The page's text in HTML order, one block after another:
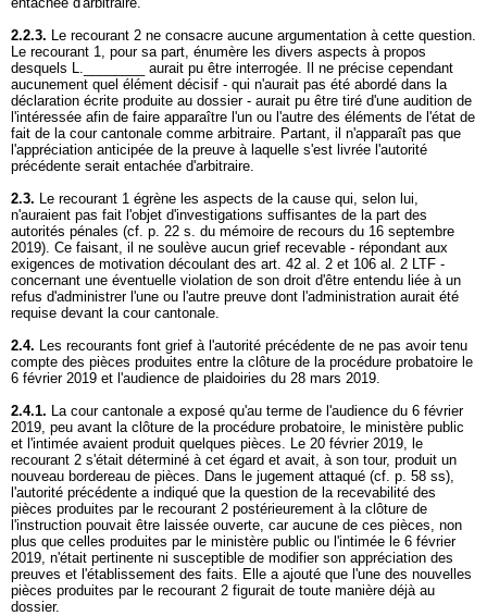
2.2.3. Le recourant 2 ne consacre aucune argumentation à cette question.
Le recourant 1, pour sa part, énumère les divers aspects à propos
desquels L.________ aurait pu être interrogée. Il ne précise cependant
aucunement quel élément décisif - qui n'aurait pas été abordé dans la
déclaration écrite produite au dossier - aurait pu être tiré d'une audition de
l'intéressée afin de faire apparaître l'un ou l'autre des éléments de l'état de
fait de la cour cantonale comme arbitraire. Partant, il n'apparaît pas que
l'appréciation anticipée de la preuve à laquelle s'est livrée l'autorité
précédente serait entachée d'arbitraire.
2.3. Le recourant 1 égrène les aspects de la cause qui, selon lui,
n'auraient pas fait l'objet d'investigations suffisantes de la part des
autorités pénales (cf. p. 22 s. du mémoire de recours du 16 septembre
2019). Ce faisant, il ne soulève aucun grief recevable - répondant aux
exigences de motivation découlant des art. 42 al. 2 et 106 al. 2 LTF -
concernant une éventuelle violation de son droit d'être entendu liée à un
refus d'administrer l'une ou l'autre preuve dont l'administration aurait été
requise devant la cour cantonale.
2.4. Les recourants font grief à l'autorité précédente de ne pas avoir tenu
compte des pièces produites entre la clôture de la procédure probatoire le
6 février 2019 et l'audience de plaidoiries du 28 mars 2019.
2.4.1. La cour cantonale a exposé qu'au terme de l'audience du 6 février
2019, peu avant la clôture de la procédure probatoire, le ministère public
et l'intimée avaient produit quelques pièces. Le 20 février 2019, le
recourant 2 s'était déterminé à cet égard et avait, à son tour, produit un
nouveau bordereau de pièces. Dans le jugement attaqué (cf. p. 58 ss),
l'autorité précédente a indiqué que la question de la recevabilité des
pièces produites par le recourant 2 postérieurement à la clôture de
l'instruction pouvait être laissée ouverte, car aucune de ces pièces, non
plus que celles produites par le ministère public ou l'intimée le 6 février
2019, n'était pertinente ni susceptible de modifier son appréciation des
preuves et l'établissement des faits. Elle a ajouté que l'une des nouvelles
pièces produites par le recourant 2 figurait de toute manière déjà au
dossier.